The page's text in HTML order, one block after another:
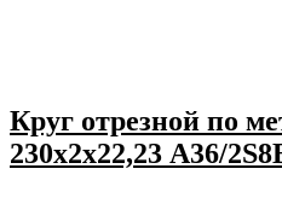
Круг отрезной по
230х2х22,23 A36/